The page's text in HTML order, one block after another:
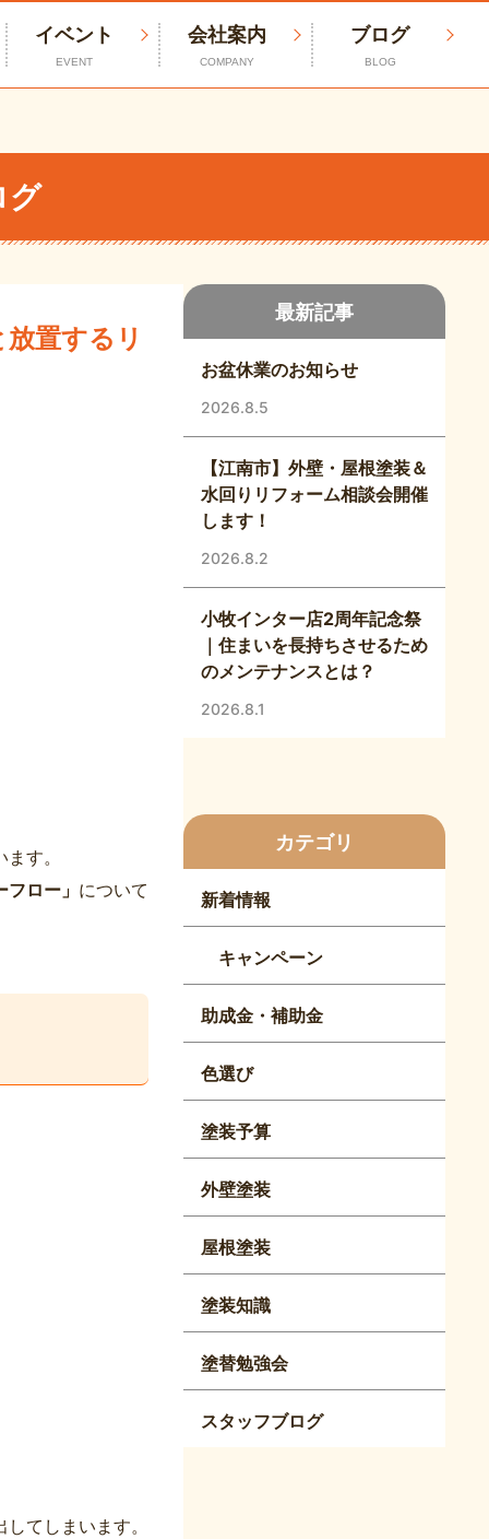
イベント
EVENT
会社案内
COMPANY
ブログ
BLOG
グ
置するリ
す。
ロー」 について
てしまいます。
最新記事
お盆休業のお知らせ
2026.8.5
【江南市】外壁・屋根塗装＆
水回りリフォーム相談会開催
します！
2026.8.2
小牧インター店2周年記念祭
｜住まいを長持ちさせるため
のメンテナンスとは？
2026.8.1
カテゴリ
新着情報
キャンペーン
助成金・補助金
色選び
塗装予算
外壁塗装
屋根塗装
塗装知識
塗替勉強会
スタッフブログ